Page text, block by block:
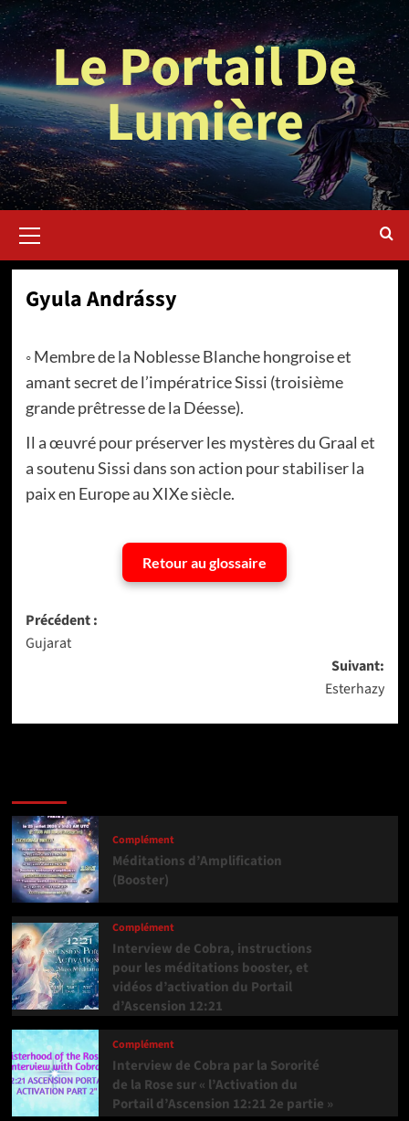
Aller
au
contenuLe Portail De
Lumière
principal
Gyula Andrássy
◦ Membre de la Noblesse Blanche hongroise et
amant secret de l’impératrice Sissi (troisième
grande prêtresse de la Déesse).
Il a œuvré pour préserver les mystères du Graal et
a soutenu Sissi dans son action pour stabiliser la
paix en Europe au XIXe siècle.
Retour au glossaire
Navigation
d’article
Précédent :
Gujarat
Suivant:
Esterhazy
Complément
Méditations d’Amplification
(Booster)
Complément
Interview de Cobra, instructions
pour les méditations booster, et
vidéos d’activation du Portail
d’Ascension 12:21
Complément
Interview de Cobra par la Sororité
de la Rose sur « l’Activation du
Portail d’Ascension 12:21 2e partie »